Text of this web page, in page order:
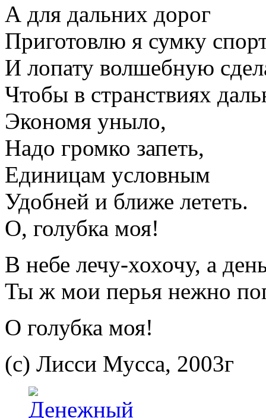
А для дальних дорог
Приготовлю я сумку
И лопату волшебную
Чтобы в странствиях
Экономя уныло,
Надо громко запеть,
Единицам условным
Удобней и ближе лететь.
О, голубка моя!
В небе лечу-хохочу, а
Ты ж мои перья нежно
О голубка моя!
(с) Лисси Мусса, 2003г